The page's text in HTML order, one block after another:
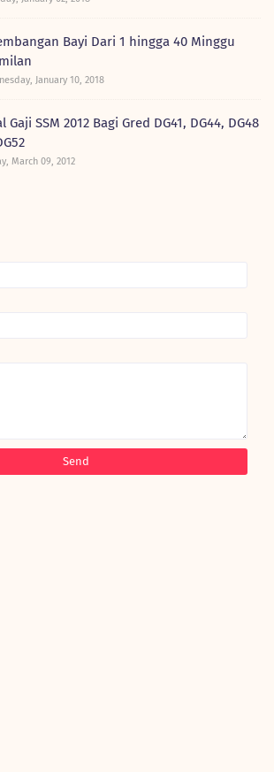
Bayi Dari 1 hingga 40 Minggu
January 10, 2018
Gaji SSM 2012 Bagi Gred DG41, DG44, DG48
March 09, 2012